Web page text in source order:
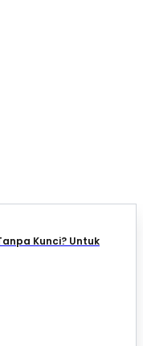
Kunci? Untuk